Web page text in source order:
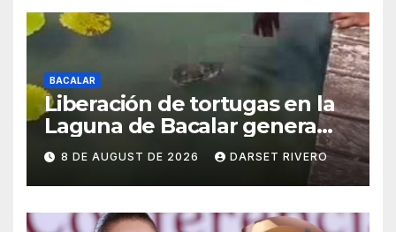
BACALAR
Liberación de tortugas en la
Laguna de Bacalar genera
preocupación por posible
impacto ambiental
8 DE AUGUST DE 2026 DARSET RIVERO